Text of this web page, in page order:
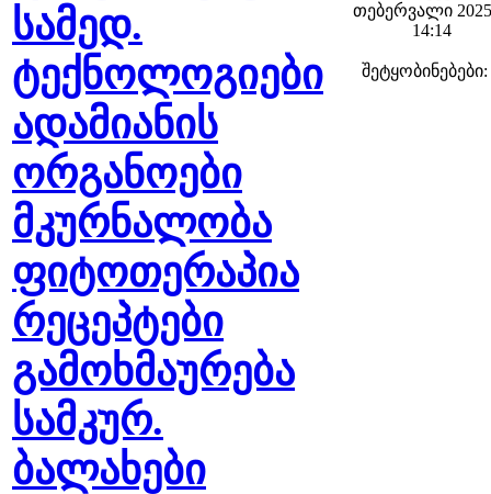
სამედ.
ტექნოლოგიები
ადამიანის
ორგანოები
მკურნალობა
ფიტოთერაპია
რეცეპტები
გამოხმაურება
სამკურ.
ბალახები
თებერვალი
14:14
შეტყობინებები: